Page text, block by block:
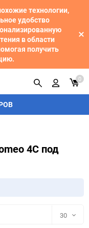
технологии,
удобство
в области
получить
0
4C под
30